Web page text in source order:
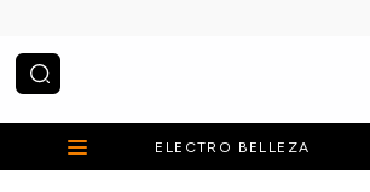
¿Qué estás buscando?
ELECTRO BELLEZA